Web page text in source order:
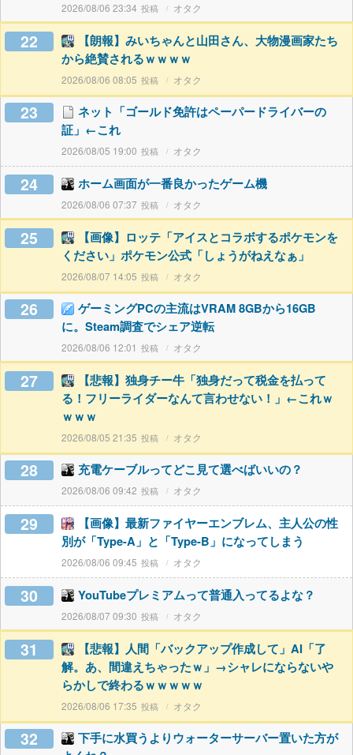
2026/08/06 23:34 オタク
22
【朗報】みいちゃんと山田さん、大物漫画家たち
から絶賛されるｗｗｗｗ
2026/08/06 08:05 オタク
23
ネット「ゴールド免許はペーパードライバーの
証」←これ
2026/08/05 19:00 オタク
24 ホーム画面が一番良かったゲーム機
2026/08/06 07:37 オタク
25
【画像】ロッテ「アイスとコラボするポケモンを
ください」ポケモン公式「しょうがねえなぁ」
2026/08/07 14:05 オタク
26
ゲーミングPCの主流はVRAM 8GBから16GB
に。Steam調査でシェア逆転
2026/08/06 12:01 オタク
27
【悲報】独身チー牛「独身だって税金を払って
る！フリーライダーなんて言わせない！」←これｗ
ｗｗｗ
2026/08/05 21:35 オタク
28 充電ケーブルってどこ見て選べばいいの？
2026/08/06 09:42 オタク
29
【画像】最新ファイヤーエンブレム、主人公の性
別が「Type-A」と「Type-B」になってしまう
2026/08/06 09:45 オタク
30 YouTubeプレミアムって普通入ってるよな？
2026/08/07 09:30 オタク
31
【悲報】人間「バックアップ作成して」AI「了
解。あ、間違えちゃったｗ」→シャレにならないや
らかしで終わるｗｗｗｗｗ
2026/08/06 17:35 オタク
32
下手に水買うよりウォーターサーバー置いた方が